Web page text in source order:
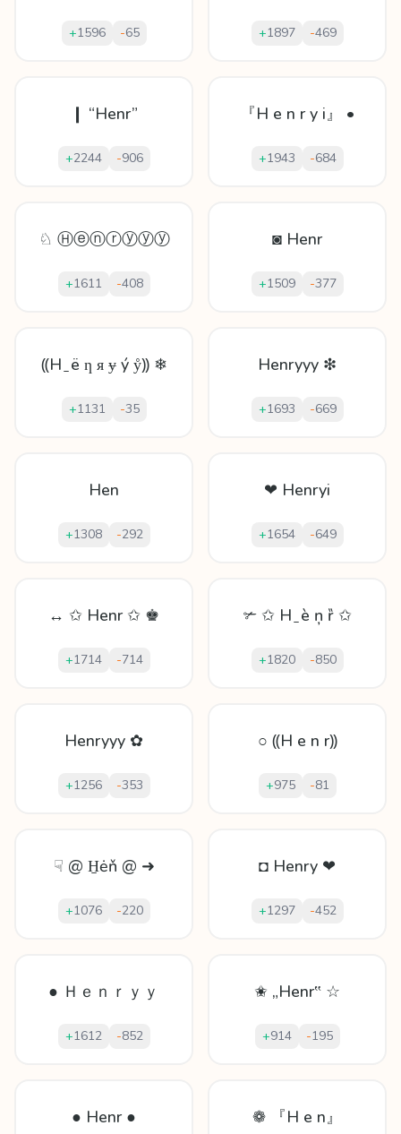
+1596 -65 +1897 -469
❙ “Henr”
+2244 -906
『H e n r y i』 •
+1943 -684
♘ Ⓗⓔⓝⓡⓨⓨⓨ
+1611 -408
◙ Henr
+1509 -377
⸨H ̱ ë ƞ ᴙ ɏ ý ẙ⸩ ❄
+1131 -35
Henryyy ❇
+1693 -669
Hen
+1308 -292
❤ Henryi
+1654 -649
↔ ✩ Henr ✩ ♚
+1714 -714
✃ ✩ H ̱ è ņ ȑ ✩
+1820 -850
Henryyy ✿
+1256 -353
○ ⸨H e n r⸩
+975 -81
☟ @ H̱ėň @ ➜
+1076 -220
◘ Henry ❤
+1297 -452
● Ｈｅｎｒｙｙ
+1612 -852
✬ „Henr‟ ☆
+914 -195
● Henr ● ❁ 『H e n』